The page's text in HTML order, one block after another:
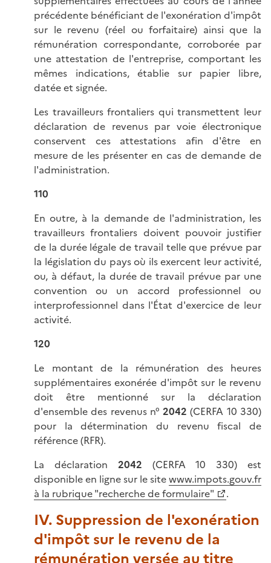
précédente bénéficiant de l'exonération d'impôt
sur le revenu (réel ou forfaitaire) ainsi que la
rémunération correspondante, corroborée par
une attestation de l'entreprise, comportant les
mêmes indications, établie sur papier libre,
datée et signée.
Les travailleurs frontaliers qui transmettent leur
déclaration de revenus par voie électronique
conservent ces attestations afin d'être en
mesure de les présenter en cas de demande de
l'administration.
110
En outre, à la demande de l'administration, les
travailleurs frontaliers doivent pouvoir justifier
de la durée légale de travail telle que prévue par
la législation du pays où ils exercent leur activité,
ou, à défaut, la durée de travail prévue par une
convention ou un accord professionnel ou
interprofessionnel dans l'État d'exercice de leur
activité.
120
Le montant de la rémunération des heures
supplémentaires exonérée d'impôt sur le revenu
doit être mentionné sur la déclaration
d'ensemble des revenus n°2042 (CERFA 10 330)
pour la détermination du revenu fiscal de
référence (RFR).
La déclaration 2042 (CERFA 10 330) est
disponible en ligne sur le sitewww.impots.gouv.fr
à la rubrique "recherche de formulaire"
.
IV. Suppression de l'exonération
d'impôt sur le revenu de la